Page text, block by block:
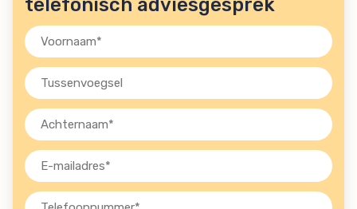
telefonisch adviesgesprek
Voornaam
(Vereist)
Tussenvoegsel
Achternaam
(Vereist)
E-
mailadres
(Vereist)
Telefoon